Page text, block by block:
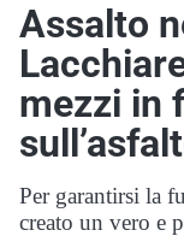
Assalto
mezzi in
Per garantirsi la
creato un vero e